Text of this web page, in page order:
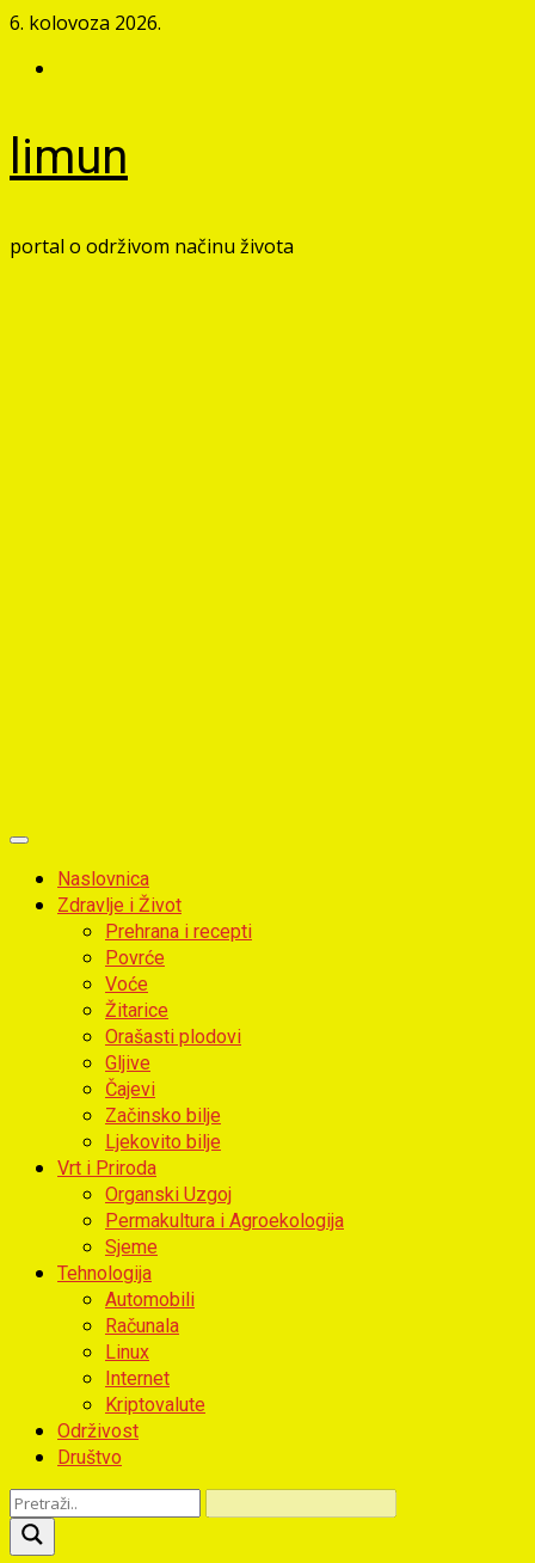
Skip
content
6. kolovoza 2026.
limun
portal o održivom načinu života
Primary
MenuNaslovnica
Zdravlje i Život
Prehrana i recepti
Povrće
Voće
Žitarice
Orašasti plodovi
Gljive
Čajevi
Začinsko bilje
Ljekovito bilje
Vrt i Priroda
Organski Uzgoj
Permakultura i Agroekologija
Sjeme
Tehnologija
Automobili
Računala
Linux
Internet
Kriptovalute
Održivost
Društvo